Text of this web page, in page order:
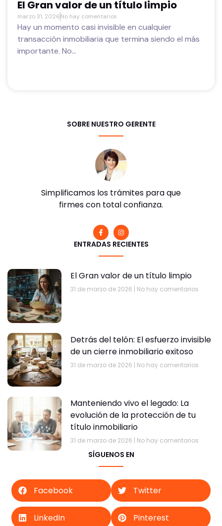
El Gran valor de un título limpio
marzo 31, 2026No hay comentarios
Hay un momento casi invisible en cualquier
transacción inmobiliaria que termina siendo el más
importante. No...
SOBRE NUESTRO GERENTE
Simplificamos los trámites para que
firmes con total confianza.
ENTRADAS RECIENTES
El Gran valor de un título limpio
31 de marzo de 2026 No hay comentarios
Detrás del telón: El esfuerzo invisible
de un cierre inmobiliario exitoso
31 de marzo de 2026 No hay comentarios
Manteniendo vivo el legado: La
evolución de la protección de tu
título inmobiliario
31 de marzo de 2026 No hay comentarios
SÍGUENOS EN
Facebook Twitter
LinkedIn Pinterest